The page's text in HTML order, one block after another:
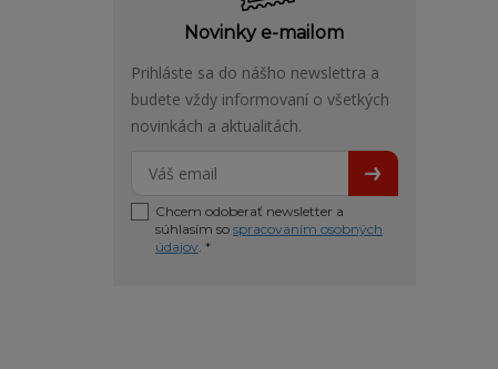
Novinky e-mailom
Prihláste sa do nášho newslettra a
budete vždy informovaní o všetkých
novinkách a aktualitách.
Chcem odoberať newsletter a
súhlasím so spracovaním osobných
údajov. *